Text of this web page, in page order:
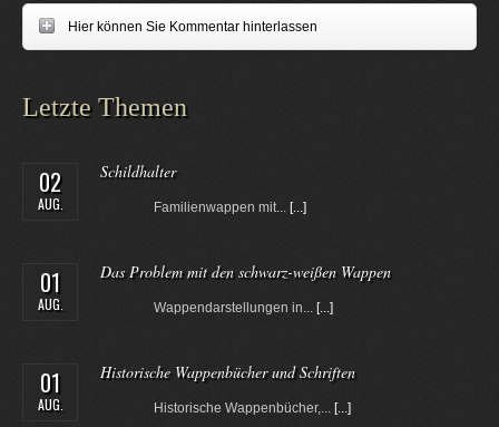
Hier können Sie Kommentar hinterlassen
Letzte Themen
02
AUG.
Schildhalter
Familienwappen mit... [...]
01
AUG.
Das Problem mit den schwarz-weißen Wappen
Wappendarstellungen in... [...]
01
AUG.
Historische Wappenbücher und Schriften
Historische Wappenbücher,... [...]